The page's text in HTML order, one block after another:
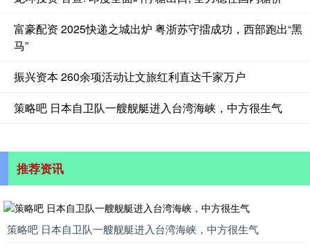
富豪配资 2025快递之城出炉 粤浙苏守擂成功，西部跑出“黑
马”
振兴资本 260余项活动让文旅红利直达千家万户
策略吧 日本自卫队一艘舰艇进入台湾海峡，中方很生气
推荐资讯
策略吧 日本自卫队一艘舰艇进入台湾海峡，中方很生气